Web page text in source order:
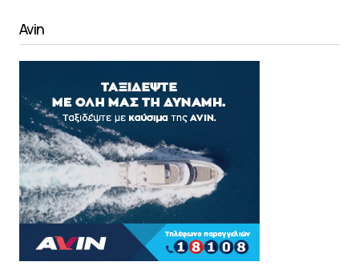
Avin